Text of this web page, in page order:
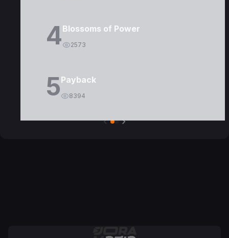
4Blossoms of Power
2573
5Payback
8394